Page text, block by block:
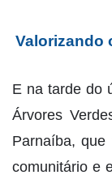
Valorizando
E na tarde do
Árvores
Parnaíba,
comunitário e